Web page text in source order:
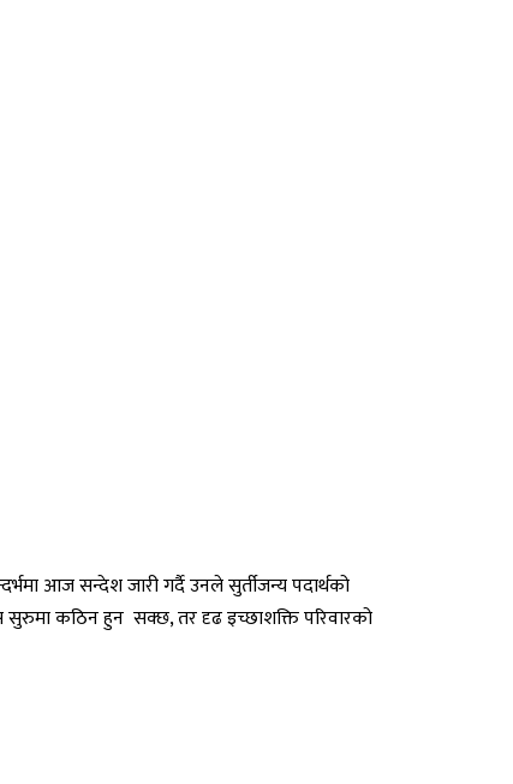
आज सन्देश जारी गर्दै उनले सुर्तीजन्य पदार्थको
सुरुमा कठिन हुन सक्छ, तर दृढ इच्छाशक्ति परिवारको